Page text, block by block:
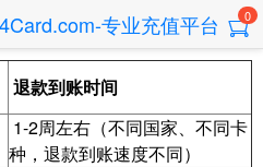
专业充值平台 0
退款到账时间
1-2周左右（不同国家、不同卡
种，退款到账速度不同）